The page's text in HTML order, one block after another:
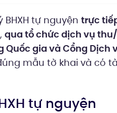
tự nguyện trực
, qua tổ chức dịch vụ
gia và Cổng Dịch
mẫu tờ khai và có
tự nguyện